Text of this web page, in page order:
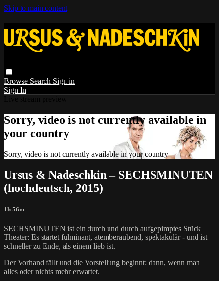
Skip to main content
Browse Search Sign in
Sign In
Sorry, video is not currently available in
your country
Sorry, video is not currently available in your country
Ursus & Nadeschkin – SECHSMINUTEN
(hochdeutsch, 2015)
1h 56m
SECHSMINUTEN ist ein durch und durch aufgepimptes Stück
Theater: Es startet fulminant, atemberaubend, spektakulär - und ist
schneller zu Ende, als einem lieb ist.
Der Vorhand fällt und die Vorstellung beginnt: dann, wenn man
alles oder nichts mehr erwartet.